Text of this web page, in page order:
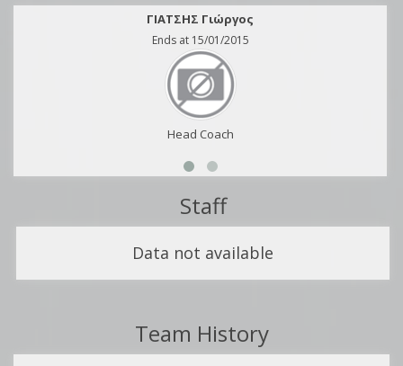
ΓΙΑΤΣΗΣ Γιώργος
Ends at 15/01/2015
Head Coach
Staff
Data not available
Team History